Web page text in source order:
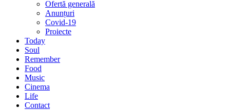
Ofertă generală
Anunțuri
Covid-19
Proiecte
Today
Soul
Remember
Food
Music
Cinema
Life
Contact